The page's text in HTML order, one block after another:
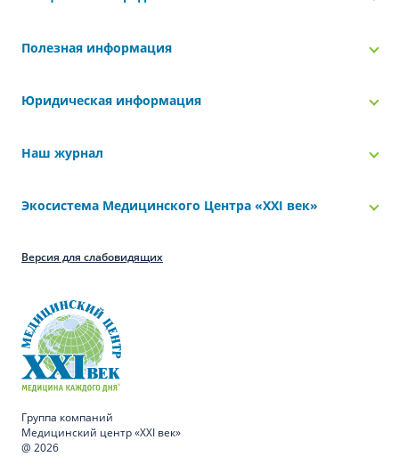
Полезная информация
Юридическая информация
Наш журнал
Экосистема Медицинского Центра «‎XXI век»
Версия для слабовидящих
Группа компаний
Медицинский центр «XXI век»
@ 2026